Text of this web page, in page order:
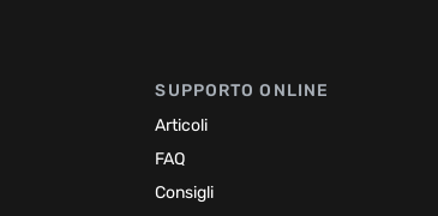
SUPPORTO ONLINE
Articoli
FAQ
Consigli